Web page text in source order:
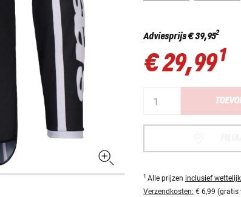
Adviesprijs€ 39,952
€ 29,991
1 Alle prijzen inclusief
Verzendkosten: € 6,99 (gratis